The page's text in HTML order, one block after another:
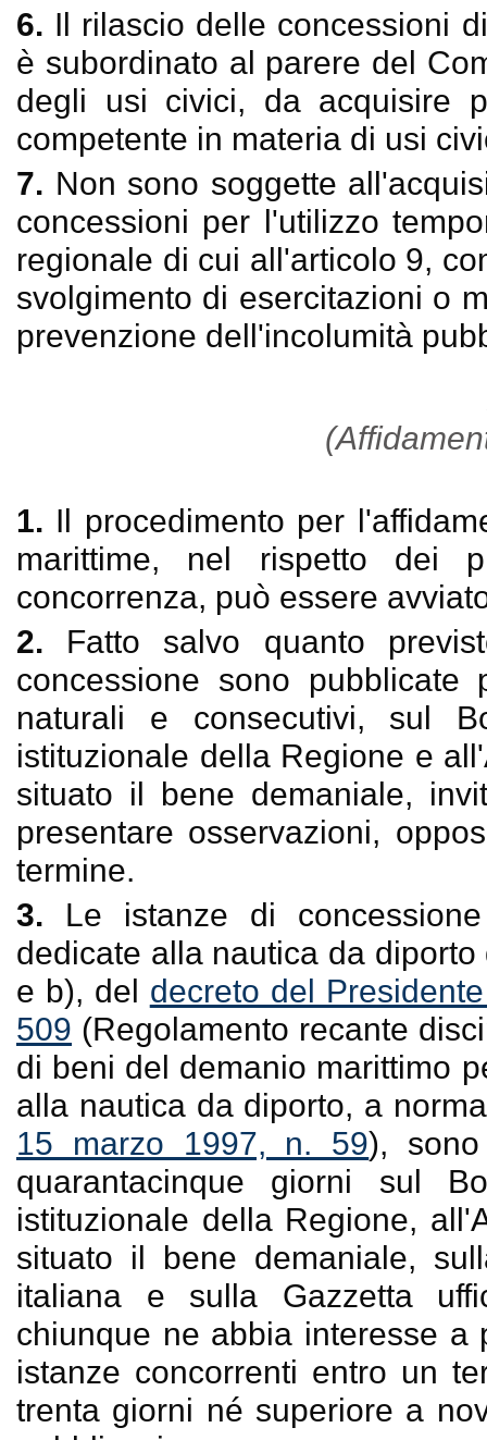
6. Il rilascio delle concessioni
è subordinato al parere del
degli usi civici, da acquisire
competente in materia di usi
7. Non sono soggette
concessioni per l'utilizzo
regionale di cui all'articolo 9,
svolgimento di esercitazioni o
prevenzione dell'incolumità
1. Il procedimento per
marittime, nel rispetto dei
concorrenza, può essere
2. Fatto salvo quanto
concessione sono
naturali e consecutivi, sul
istituzionale della Regione e
situato il bene demaniale,
presentare osservazioni,
termine.
3. Le istanze di
dedicate alla nautica da
e b), del decreto del
509 (Regolamento recante
di beni del demanio marittimo
alla nautica da diporto, a
15 marzo 1997, n. 59),
quarantacinque giorni sul
istituzionale della Regione,
situato il bene demaniale,
italiana e sulla Gazzetta
chiunque ne abbia interesse a
istanze concorrenti entro un
trenta giorni né superiore a